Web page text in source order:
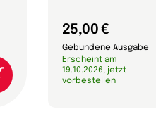
25,00 €
Gebundene Ausgabe
Erscheint am
19.10.2026, jetzt
vorbestellen